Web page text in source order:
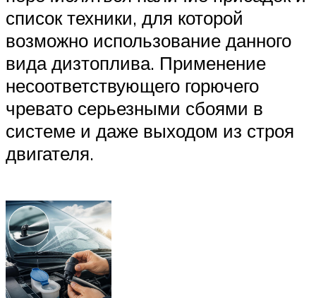
список техники, для которой
возможно использование данного
вида дизтоплива. Применение
несоответствующего горючего
чревато серьезными сбоями в
системе и даже выходом из строя
двигателя.